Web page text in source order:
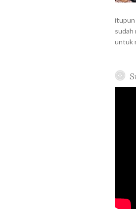
itupun
sudah
untuk